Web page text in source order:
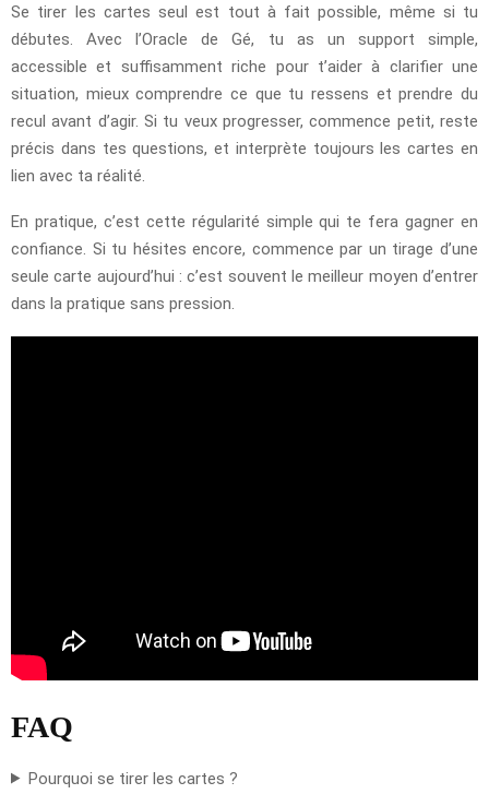
Se tirer les cartes seul est tout à fait possible, même si tu
débutes. Avec l’Oracle de Gé, tu as un support simple,
accessible et suffisamment riche pour t’aider à clarifier une
situation, mieux comprendre ce que tu ressens et prendre du
recul avant d’agir. Si tu veux progresser, commence petit, reste
précis dans tes questions, et interprète toujours les cartes en
lien avec ta réalité.
En pratique, c’est cette régularité simple qui te fera gagner en
confiance. Si tu hésites encore, commence par un tirage d’une
seule carte aujourd’hui : c’est souvent le meilleur moyen d’entrer
dans la pratique sans pression.
FAQ
Pourquoi se tirer les cartes ?